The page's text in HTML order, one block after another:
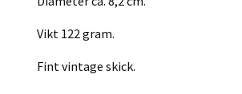
Vikt 122 gram.
Fint vintage skick.